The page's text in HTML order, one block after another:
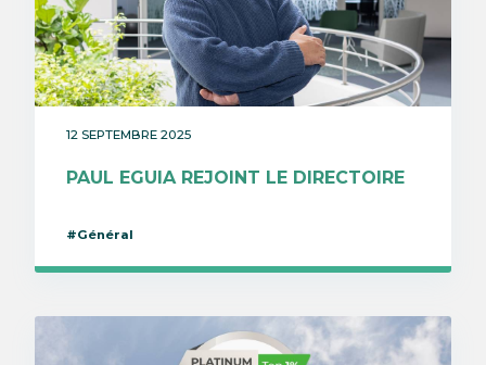
12 SEPTEMBRE 2025
PAUL EGUIA REJOINT LE DIRECTOIRE
#Général